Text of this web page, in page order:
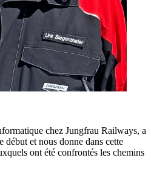
chez Jungfrau Railways, a
début et nous donne dans cette
ont été confrontés les chemins